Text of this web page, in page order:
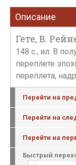
Описание
Гете, В.
148 с., ил. В
переплете
переплета,
Перейти на
Перейти на
Перейти на
Быстрый